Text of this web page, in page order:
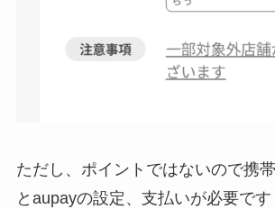
ただし、ポイントではないので携
とaupayの設定、支払いが必要です